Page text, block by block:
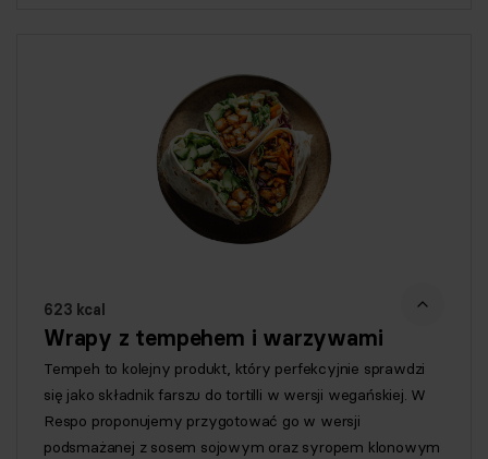
623 kcal
Wrapy z tempehem i warzywami
Tempeh to kolejny produkt, który perfekcyjnie sprawdzi
się jako składnik farszu do tortilli w wersji wegańskiej. W
Respo proponujemy przygotować go w wersji
podsmażanej z sosem sojowym oraz syropem klonowym